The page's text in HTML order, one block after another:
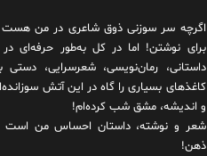
اگرچه سر سوزنی ذوق شاعری در من هست
برای نوشتن! اما در کل به‌طور حرفه‌ای در
داستانی، رمان‌نویسی، شعرسرایی،
کاغذهای بسیاری را گاه در این آتش
و اندیشه، مشق شب کرده‌ام!
شعر و نوشته، داستان احساس من است
ذهن!